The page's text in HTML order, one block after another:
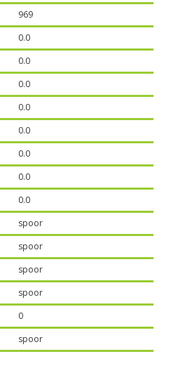
969
0.0
0.0
0.0
0.0
0.0
0.0
0.0
0.0
spoor
spoor
spoor
spoor
0
spoor